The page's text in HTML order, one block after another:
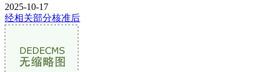
2025-10-17
经相关部分核准后